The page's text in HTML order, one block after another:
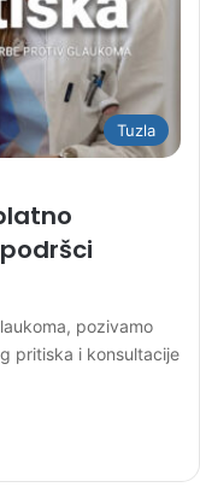
Tuzla
pozivamo
pritiska i konsultacije